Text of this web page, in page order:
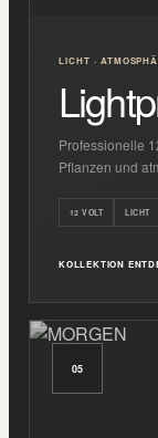
LICHT ·
Professionelle
Pflanzen und
12 VOLT LICHT
KOLLEKTION
05